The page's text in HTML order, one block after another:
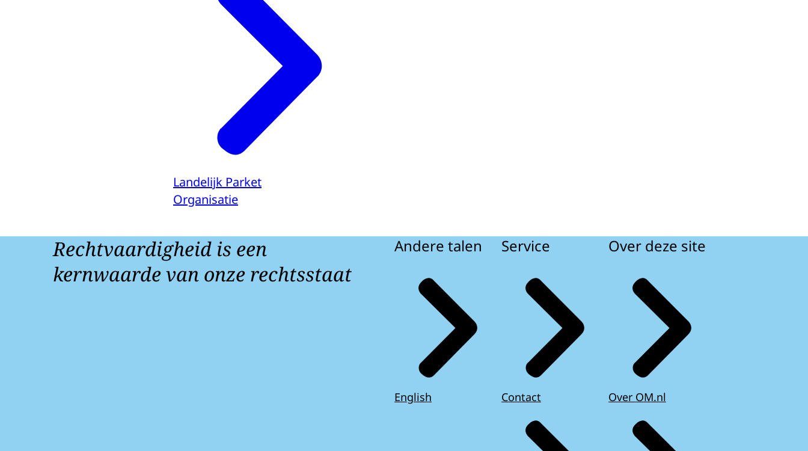
Landelijk Parket
Organisatie
Rechtvaardigheid is een
kernwaarde van onze rechtsstaat
Andere talen
English
Service
Contact
Over deze site
Over OM.nl